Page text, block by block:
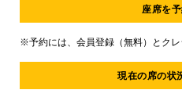
座席を
※予約には、会員登録（無料）とクレ
現在の席の状